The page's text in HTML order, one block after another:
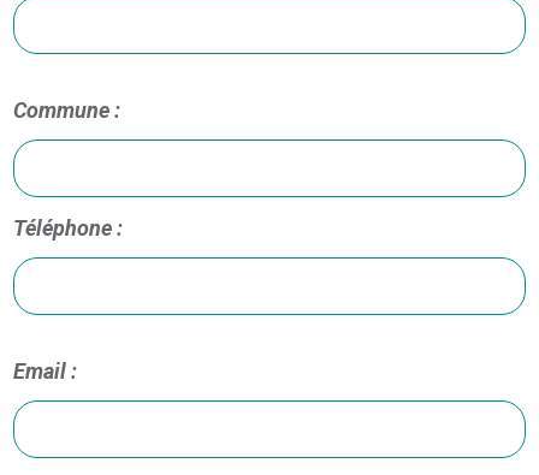
Commune :
Téléphone :
Email :